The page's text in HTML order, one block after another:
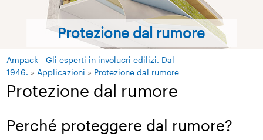
Protezione dal rumore
Ampack - Gli esperti in involucri edilizi. Dal
1946. » Applicazioni » Protezione dal rumore
Protezione dal rumore
Perché proteggere dal rumore?